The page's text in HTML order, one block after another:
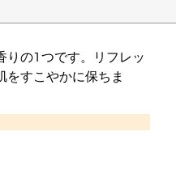
りの1つです。リフレッ
をすこやかに保ちま